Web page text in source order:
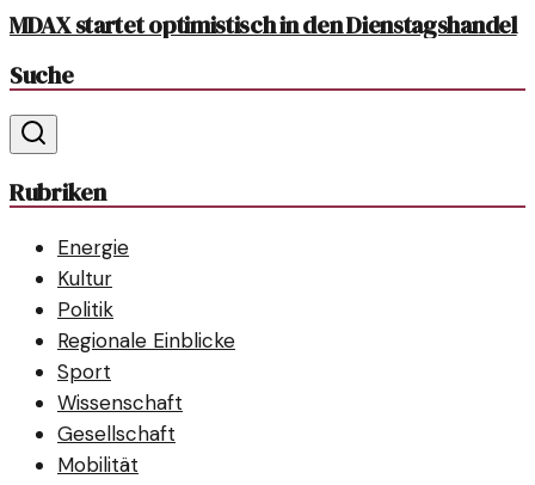
MDAX startet optimistisch in den Dienstagshandel
Suche
Rubriken
Energie
Kultur
Politik
Regionale Einblicke
Sport
Wissenschaft
Gesellschaft
Mobilität